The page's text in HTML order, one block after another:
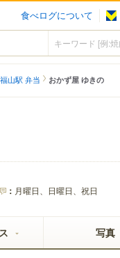
食べログについて
福山駅 弁当 おかず屋 ゆきの
： 月曜日、日曜日、祝日
写真